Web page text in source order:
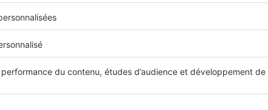
vous avez le choix entre 2 types de contrats de bail :
une possible clause de solidarité.
: tous les colocataires s'engagent
type de contrat est imposé par le propriétaire bailleur.